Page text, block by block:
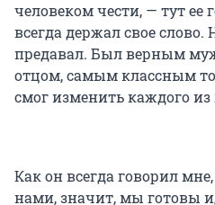
человеком чести, — тут ее
всегда держал свое слово.
предавал. Был верным
отцом, самым классным
смог изменить каждого из
Как он всегда говорил
нами, значит, мы готовы